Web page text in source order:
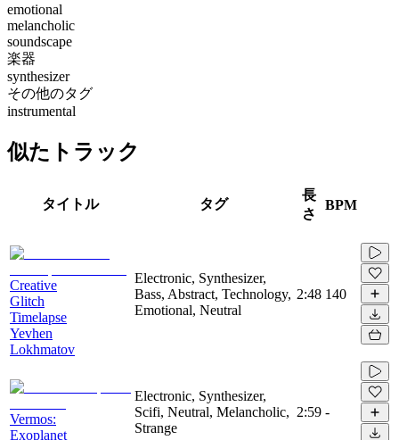
emotional
melancholic
soundscape
楽器
synthesizer
その他のタグ
instrumental
似たトラック
タイトル タグ
長
さ
BPM
Creative
Glitch
Timelapse
Yevhen
Lokhmatov
Electronic, Synthesizer,
Bass, Abstract, Technology,
Emotional, Neutral
2:48 140
Vermos:
Exoplanet
Electronic, Synthesizer,
Scifi, Neutral, Melancholic,
Strange
2:59 -